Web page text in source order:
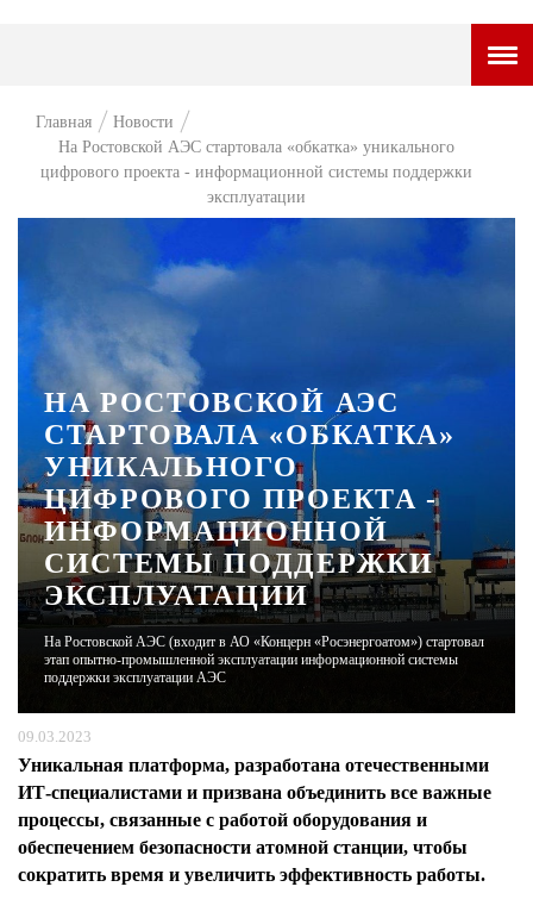
НОВОСТИ
ВОПРОС НЕДЕЛИ
ХАЙП
ЧЕЛОВЕК ОСОБЕННЫЙ
КУЛЬТ ЕДЫ
АФИША
ЖУРНАЛ
Главная
Новости
На Ростовской АЭС стартовала «обкатка» уникального
цифрового проекта - информационной системы поддержки
эксплуатации
НА РОСТОВСКОЙ АЭС
СТАРТОВАЛА «ОБКАТКА»
УНИКАЛЬНОГО
ЦИФРОВОГО ПРОЕКТА -
ИНФОРМАЦИОННОЙ
СИСТЕМЫ ПОДДЕРЖКИ
ЭКСПЛУАТАЦИИ
На Ростовской АЭС (входит в АО «Концерн «Росэнергоатом») стартовал
этап опытно-промышленной эксплуатации информационной системы
поддержки эксплуатации АЭС
09.03.2023
Уникальная платформа, разработана отечественными
ИТ-специалистами и призвана объединить все важные
процессы, связанные с работой оборудования и
обеспечением безопасности атомной станции, чтобы
сократить время и увеличить эффективность работы.